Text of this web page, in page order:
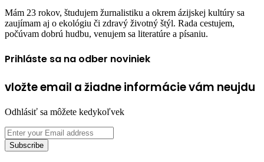
Mám 23 rokov, študujem žurnalistiku a okrem ázijskej kultúry sa
zaujímam aj o ekológiu či zdravý životný štýl. Rada cestujem,
počúvam dobrú hudbu, venujem sa literatúre a písaniu.
Prihláste sa na odber noviniek
vložte email a žiadne informácie vám neujdu
Odhlásiť sa môžete kedykoľvek
Enter
your
Email